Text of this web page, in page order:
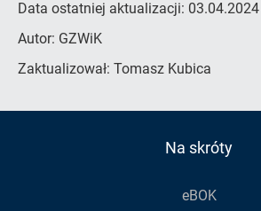
Data ostatniej aktualizacji: 03.04.2024
Autor: GZWiK
Zaktualizował: Tomasz Kubica
Na skróty
eBOK